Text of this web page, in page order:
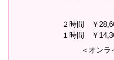
２時間 ￥
１時間 ￥
＜オンラ